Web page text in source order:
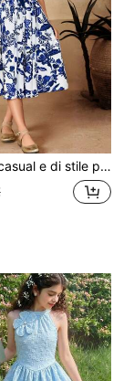
adolescenti, da indossare in vacanza, con collo ad aletta e maniche corte